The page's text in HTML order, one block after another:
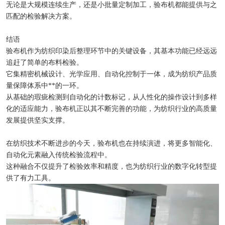
无论是大规模连续生产，还是小批量定制加工，验布机都能提供与之
匹配的检验解决方案。
结语
验布机作为纺织印染后整理环节中的关键设备，其基本功能已经远远
追赶了简单的布料检验。
它集精密机械设计、光学应用、自动化控制于一体，成为纺织产品质
量保障体系中**的一环。
从基础的瑕疵检测到自动化的计数标记，从人性化的操作设计到多样
化的适应能力，验布机正以其不断完善的功能，为纺织行业的高质量
发展提供坚实支撑。
在纺织技术不断进步的今天，验布机也在持续演进，将更多智能化、
自动化元素融入传统检验流程中。
这种融合不仅提升了检验效率和精度，也为纺织行业的数字化转型提
供了有力工具。